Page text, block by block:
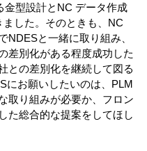
金型設計とNC データ作成
した。そのときも、NC
NDESと一緒に取り組み、
差別化がある程度成功した
との差別化を継続して図る
にお願いしたいのは、PLM
取り組みが必要か、フロン
た総合的な提案をしてほし